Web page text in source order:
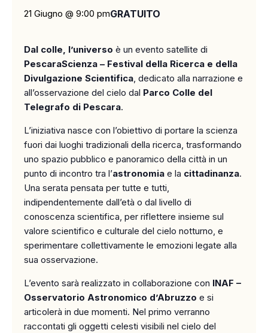
21 Giugno @ 9:00 pmGRATUITO
Dal colle, l’universo è un evento satellite di
PescaraScienza – Festival della Ricerca e della
Divulgazione Scientifica, dedicato alla narrazione e
all’osservazione del cielo dal Parco Colle del
Telegrafo di Pescara.
L’iniziativa nasce con l’obiettivo di portare la scienza
fuori dai luoghi tradizionali della ricerca, trasformando
uno spazio pubblico e panoramico della città in un
punto di incontro tra l’astronomia e la cittadinanza.
Una serata pensata per tutte e tutti,
indipendentemente dall’età o dal livello di
conoscenza scientifica, per riflettere insieme sul
valore scientifico e culturale del cielo notturno, e
sperimentare collettivamente le emozioni legate alla
sua osservazione.
L’evento sarà realizzato in collaborazione con INAF –
Osservatorio Astronomico d’Abruzzo e si
articolerà in due momenti. Nel primo verranno
raccontati gli oggetti celesti visibili nel cielo del